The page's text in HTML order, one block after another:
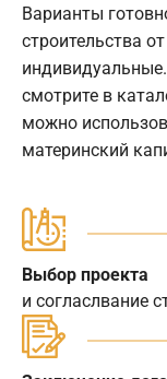
Варианты
строительства
смотрите в
можно
материнский
Выбор проекта
и согласлвание